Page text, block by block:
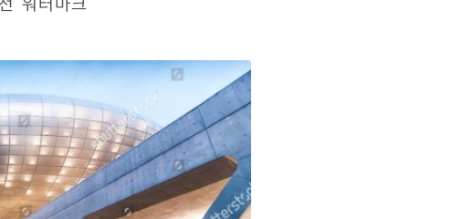
워터마크